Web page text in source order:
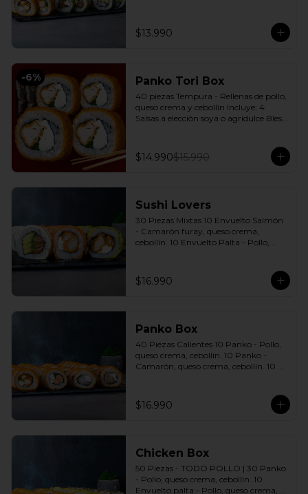
agridulce Bless + 2 palitos
$13.990
-6% Panko Tori Box
40 piezas Tempura - Rellenas de pollo,
queso crema y cebollín Incluye: 4
Salsas a elección soya o agridulce Bless
$14.990$15.990
Sushi Lovers
30 Piezas Mixtas 10 Envuelto Salmón
- Camarón furay, queso crema,
cebollín. 10 Envuelto Palta - Pollo,
Incluye: 3 Salsas a elección soya o
agridulce Bless + 2 palitos
$16.990
Panko Box
40 Piezas Calientes 10 Panko - Pollo,
queso crema, cebollín. 10 Panko -
Camarón, queso crema, cebollín. 10
queso crema, cebollín. Incluye: 4 Salsas
a elección soya o agridulce Bless + 2
$16.990
Chicken Box
50 Piezas - TODO POLLO | 30 Panko
- Pollo, queso crema, cebollín. 10
Envuelto palta - Pollo, queso crema,